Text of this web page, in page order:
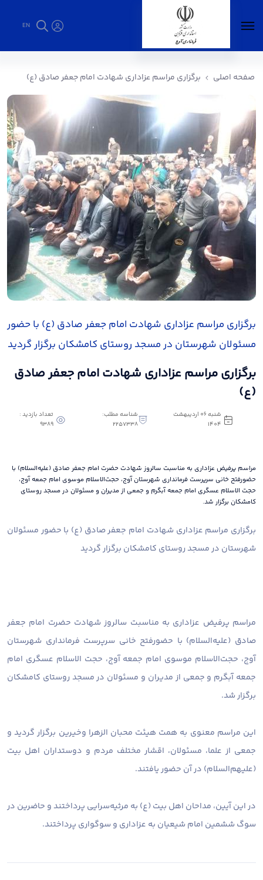
EN
(ع) - فرمانداری آوج
صفحه اصلی برگزاری مراسم عزاداری شهادت امام جعفر صادق (ع)
برگزاری مراسم عزاداری شهادت امام جعفر صادق (ع) با حضور
مسئولان شهرستان در مسجد روستای کامشکان برگزار گردید
برگزاری مراسم عزاداری شهادت امام جعفر صادق
(ع)
شنبه 06 اردیبهشت
1404
شناسه مطلب:
2257338
تعداد بازدید :
9389
مراسم پرفیض عزاداری به مناسبت سالروز شهادت حضرت امام جعفر صادق (علیه‌السلام) با
حضورفتح خانی سرپرست فرمانداری شهرستان آوج، حجت‌الاسلام موسوی امام جمعه آوج،
حجت الاسلام عسگری امام جمعه آبگرم و جمعی از مدیران و مسئولان در مسجد روستای
کامشکان برگزار شد.
برگزاری مراسم عزاداری شهادت امام جعفر صادق (ع) با حضور مسئولان
شهرستان در مسجد روستای کامشکان برگزار گردید
مراسم پرفیض عزاداری به مناسبت سالروز شهادت حضرت امام جعفر
صادق (علیه‌السلام) با حضورفتح خانی سرپرست فرمانداری شهرستان
آوج، حجت‌الاسلام موسوی امام جمعه آوج، حجت الاسلام عسگری امام
جمعه آبگرم و جمعی از مدیران و مسئولان در مسجد روستای کامشکان
برگزار شد.
این مراسم معنوی به همت هیئت محبان الزهرا وخیرین برگزار گردید و
جمعی از علما، مسئولان، اقشار مختلف مردم و دوستداران اهل بیت
(علیهم‌السلام) در آن حضور یافتند.
در این آیین، مداحان اهل بیت (ع) به مرثیه‌سرایی پرداختند و حاضرین در
سوگ ششمین امام شیعیان به عزاداری و سوگواری پرداختند.